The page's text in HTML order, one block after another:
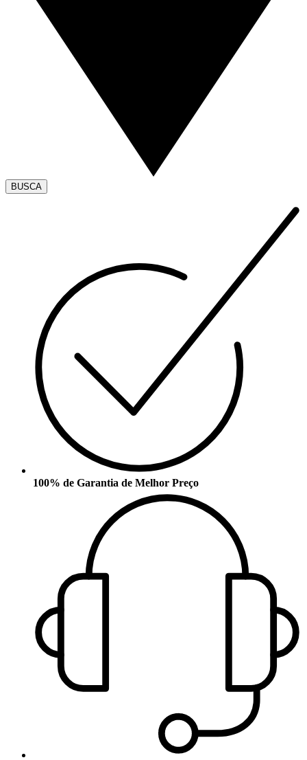
BUSCA
100% de Garantia de Melhor Preço